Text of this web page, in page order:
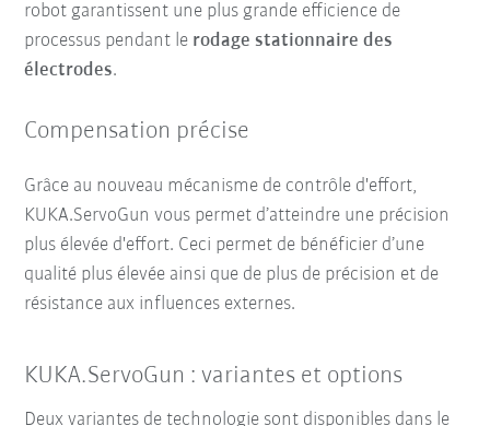
robot garantissent une plus grande efficience de
processus pendant le rodage stationnaire des
électrodes.
Compensation précise
Grâce au nouveau mécanisme de contrôle d'effort,
KUKA.ServoGun vous permet d’atteindre une précision
plus élevée d'effort. Ceci permet de bénéficier d’une
qualité plus élevée ainsi que de plus de précision et de
résistance aux influences externes.
KUKA.ServoGun : variantes et options
Deux variantes de technologie sont disponibles dans le